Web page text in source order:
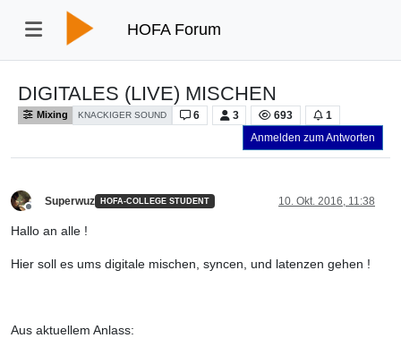
HOFA Forum
DIGITALES (LIVE) MISCHEN
Mixing KNACKIGER SOUND 6 3 693
1
Anmelden zum Antworten
Superwuz HOFA-COLLEGE STUDENT 10. Okt. 2016, 11:38
Hallo an alle !
Hier soll es ums digitale mischen, syncen, und latenzen gehen !
Aus aktuellem Anlass: